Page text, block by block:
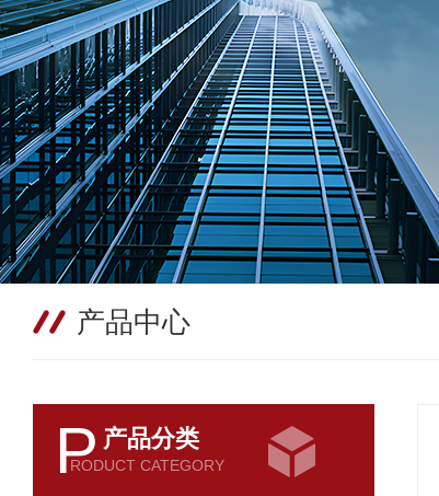
产品中心
P 产品分类
RODUCT CATEGORY